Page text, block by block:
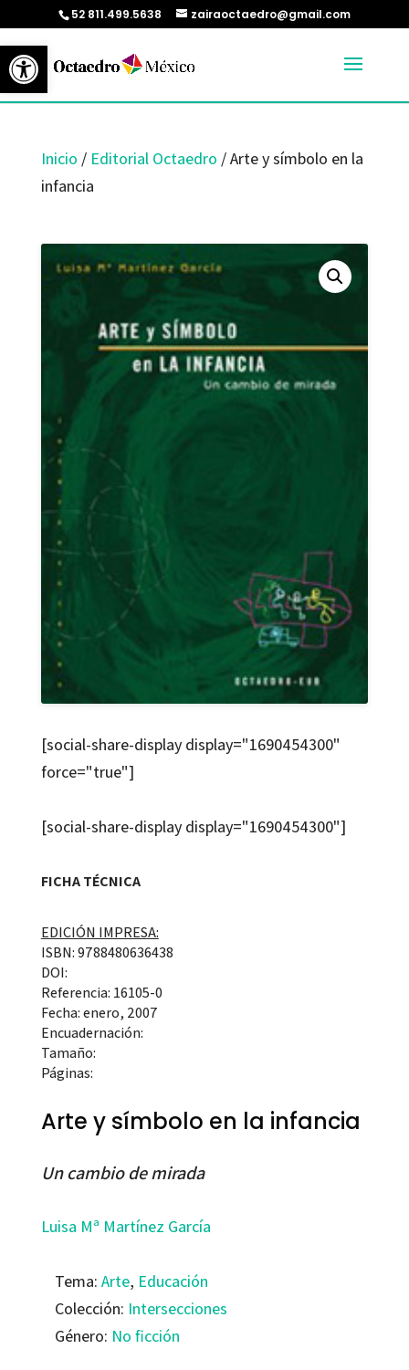
Abrir barra de herramientas
52 811.499.5638 zairaoctaedro@gmail.com
Inicio / Editorial Octaedro / Arte y símbolo en la
infancia
[social-share-display display="1690454300"
force="true"]
[social-share-display display="1690454300"]
FICHA TÉCNICA
EDICIÓN IMPRESA:
ISBN: 9788480636438
DOI:
Referencia: 16105-0
Fecha: enero, 2007
Encuadernación:
Tamaño:
Páginas:
Arte y símbolo en la infancia
Un cambio de mirada
Luisa Mª Martínez García
Tema: Arte, Educación
Colección: Intersecciones
Género: No ficción